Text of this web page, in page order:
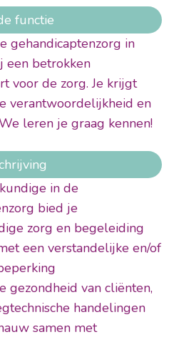
functie
gehandicaptenzorg in
een betrokken
voor de zorg. Je krijgt
verantwoordelijkheid en
leren je graag kennen!
in de
bied je
zorg en begeleiding
een verstandelijke en/of
gezondheid van cliënten,
handelingen
samen met